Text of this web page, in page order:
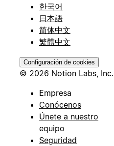
한국어
日本語
简体中文
繁體中文
Configuración de cookies
© 2026 Notion Labs, Inc.
Empresa
Conócenos
Únete a nuestro
equipo
Seguridad